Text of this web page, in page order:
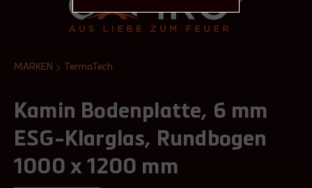
MARKEN TermaTech
Kamin Bodenplatte, 6 mm
ESG-Klarglas, Rundbogen
1000 x 1200 mm